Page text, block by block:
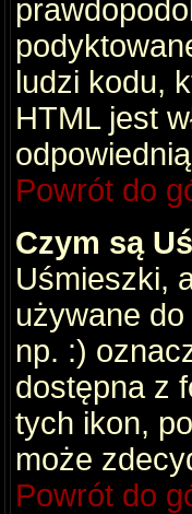
ludzi kodu,
HTML jest
Powrót do
Czym są
Uśmieszki,
używane
np. :)
dostępna z
tych ikon,
może
Powrót do